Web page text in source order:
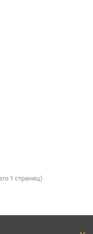
1 страниц)